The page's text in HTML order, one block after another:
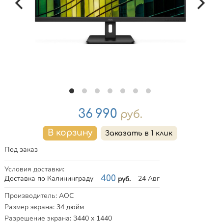
Цена
36 990 руб.
Под заказ
Условия доставки:
Доставка по Калининграду
400 руб.
24 Авг
Характеристики
Производитель: AOC
Размер экрана: 34 дюйм
Разрешение экрана: 3440 x 1440